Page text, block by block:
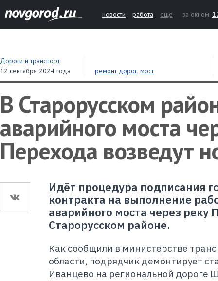
новости работа ещё за окном:
Дороги и транспорт
12 сентября 2024 года
ремонт дорог, мост
В Старорусском
аварийного моста
Перехода возведут
Идёт процедура подписания
контракта на выполнение
аварийного моста через реку
Старорусском районе.
Как сообщили в министерстве
области, подрядчик демонтирует
Иванцево на региональной дороге